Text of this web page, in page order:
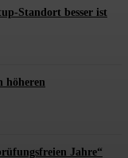
Standort besser ist
höheren
Jahre“